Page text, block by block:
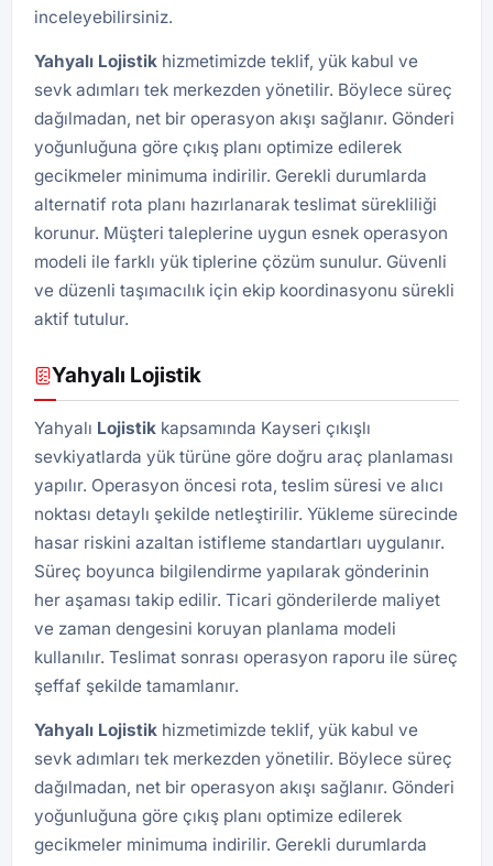
inceleyebilirsiniz.
Yahyalı Lojistik hizmetimizde teklif, yük kabul ve
sevk adımları tek merkezden yönetilir. Böylece süreç
dağılmadan, net bir operasyon akışı sağlanır. Gönderi
yoğunluğuna göre çıkış planı optimize edilerek
gecikmeler minimuma indirilir. Gerekli durumlarda
alternatif rota planı hazırlanarak teslimat sürekliliği
korunur. Müşteri taleplerine uygun esnek operasyon
modeli ile farklı yük tiplerine çözüm sunulur. Güvenli
ve düzenli taşımacılık için ekip koordinasyonu sürekli
aktif tutulur.
Yahyalı Lojistik
Yahyalı Lojistik kapsamında Kayseri çıkışlı
sevkiyatlarda yük türüne göre doğru araç planlaması
yapılır. Operasyon öncesi rota, teslim süresi ve alıcı
noktası detaylı şekilde netleştirilir. Yükleme sürecinde
hasar riskini azaltan istifleme standartları uygulanır.
Süreç boyunca bilgilendirme yapılarak gönderinin
her aşaması takip edilir. Ticari gönderilerde maliyet
ve zaman dengesini koruyan planlama modeli
kullanılır. Teslimat sonrası operasyon raporu ile süreç
şeffaf şekilde tamamlanır.
Yahyalı Lojistik hizmetimizde teklif, yük kabul ve
sevk adımları tek merkezden yönetilir. Böylece süreç
dağılmadan, net bir operasyon akışı sağlanır. Gönderi
yoğunluğuna göre çıkış planı optimize edilerek
gecikmeler minimuma indirilir. Gerekli durumlarda